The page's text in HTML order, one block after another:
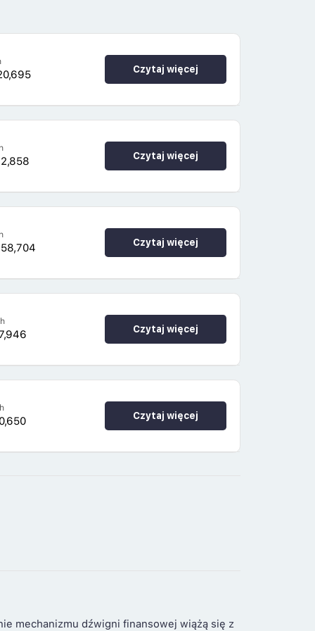
Czytaj więcej
Czytaj więcej
Czytaj więcej
Czytaj więcej
Czytaj więcej
mechanizmu dźwigni finansowej wiążą się z